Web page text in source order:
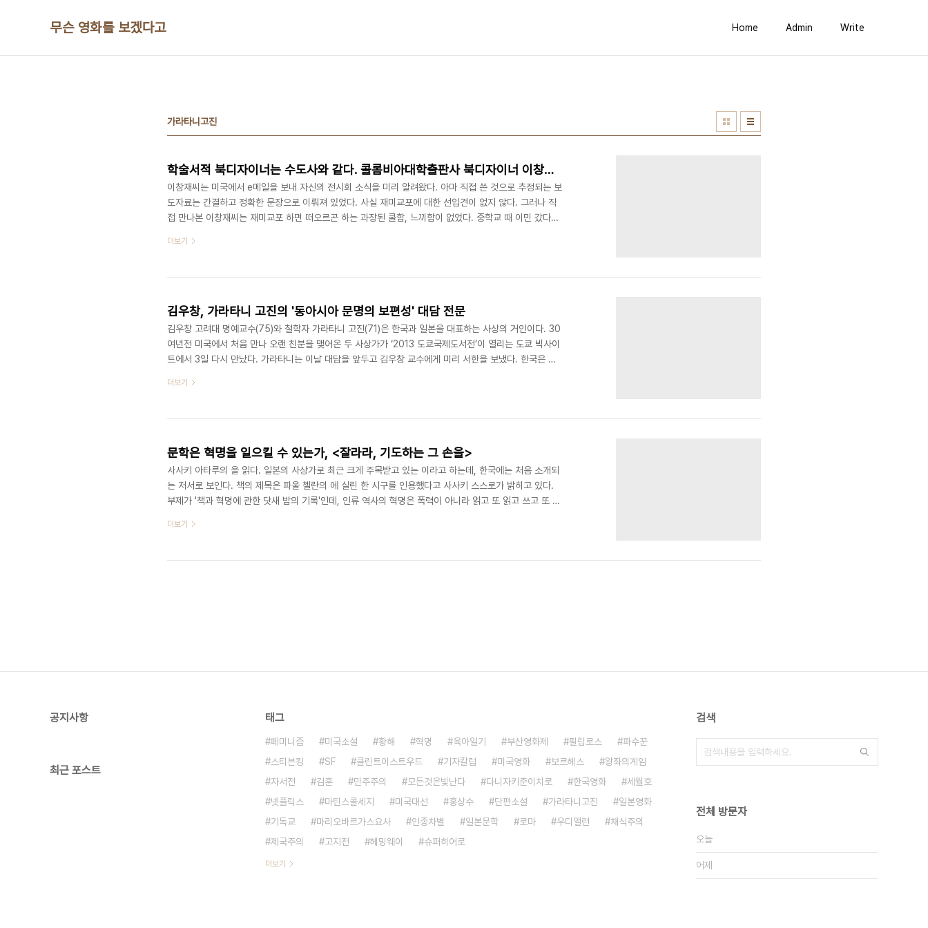
무슨 영화를 보겠다고 Home Admin Write
가라타니고진
학술서적 북디자이너는 수도사와 같다. 콜롬비아대학출판사 북디자이너 이창재씨
이창재씨는 미국에서 e메일을 보내 자신의 전시회 소식을 미리 알려왔다. 아마 직접 쓴 것으로 추정되는 보
도자료는 간결하고 정확한 문장으로 이뤄져 있었다. 사실 재미교포에 대한 선입견이 없지 않다. 그러나 직
접 만나본 이창재씨는 재미교포 하면 떠오르곤 하는 과장된 쿨함, 느끼함이 없었다. 중학교 때 이민 갔다고
1996년 미국 뉴욕의 예술대학인 프랫 인스티튜트를 졸업한 이창재씨(49)는 두 군데 직장에서 면접을 봤
트는 한때 100종 이상의 잡지를 발행한 거대 출판 기업이었다. 으리으리한 건물에 들어가니..
더보기
김우창, 가라타니 고진의 '동아시아 문명의 보편성' 대담 전문
김우창 고려대 명예교수(75)와 철학자 가라타니 고진(71)은 한국과 일본을 대표하는 사상의 거인이다. 30
여년전 미국에서 처음 만나 오랜 친분을 맺어온 두 사상가가 ‘2013 도쿄국제도서전’이 열리는 도쿄 빅사이
트에서 3일 다시 만났다. 가라타니는 이날 대담을 앞두고 김우창 교수에게 미리 서한을 보냈다. 한국은 통
명’이라는 맹자의 왕도사상을 받아들인 반면 일본에서는 민심을 챙긴다든가 공개적으로 의견을 나누는 관
상으로 연결된다는 것이 가라타니의 논의였다. 김 교수는 이에 대한 답으로 대담을 시작했다. 가..
더보기
문학은 혁명을 일으킬 수 있는가, <잘라라, 기도하는 그 손을>
사사키 아타루의 을 읽다. 일본의 사상가로 최근 크게 주목받고 있는 이라고 하는데, 한국에는 처음 소개되
는 저서로 보인다. 책의 제목은 파울 첼란의 에 실린 한 시구를 인용했다고 사사키 스스로가 밝히고 있다.
부제가 '책과 혁명에 관한 닷새 밤의 기록'인데, 인류 역사의 혁명은 폭력이 아니라 읽고 또 읽고 쓰고 또 고
가지 혁명을 언급하는데, 이는 중세 해석자 혁명, 대혁명, 영국혁명, 프랑스혁명, 미국혁명, 러시아혁명이
혁명이다. 먼저 대혁명은 루터의 종교'개혁'을 말한다. 그러나 루터의 '개혁'은 "세..
더보기
공지사항
최근 포스트
태그
페미니즘 미국소설 황해 혁명 육아일기 부산영화제 필립로스
파수꾼
스티븐킹
SF 클린트이스트우드 기자칼럼 미국영화 보르헤스
왕좌의게임
자서전
김훈 민주주의 모든것은빛난다 다니자키준이치로 한국영화
세월호
넷플릭스
마틴스콜세지 미국대선 홍상수 단편소설 가라타니고진
일본영화
기독교
마리오바르가스요사 인종차별 일본문학 로마 우디앨런
채식주의
제국주의
고지전 헤밍웨이 슈퍼히어로
더보기
검색
전체 방문자
오늘
어제